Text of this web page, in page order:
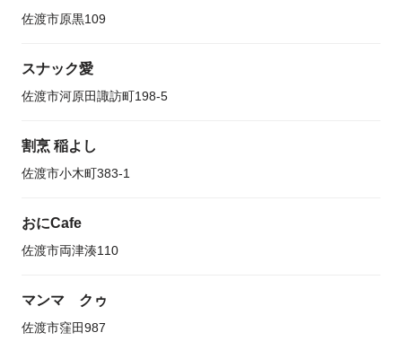
佐渡市原黒109
スナック愛
佐渡市河原田諏訪町198-5
割烹 稲よし
佐渡市小木町383-1
おにCafe
佐渡市両津湊110
マンマ クゥ
佐渡市窪田987